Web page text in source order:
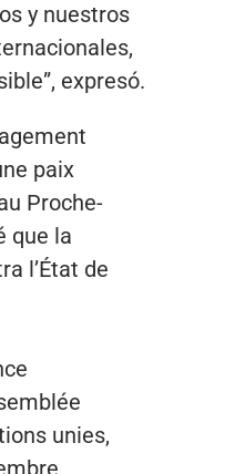
y nuestros
expresó.
paix
Proche-
que la
l’État de
unies,